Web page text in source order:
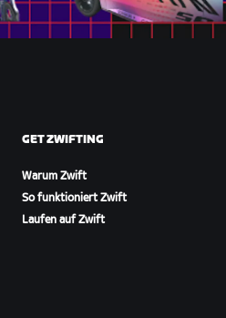
GET ZWIFTING
Warum Zwift
So funktioniert Zwift
Laufen auf Zwift